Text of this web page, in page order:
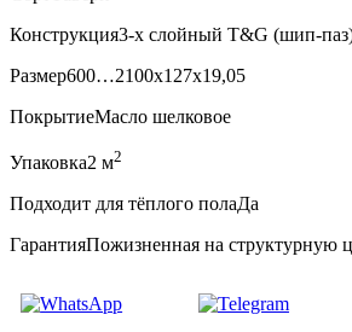
Конструкция3-х слойный T&G (шип-
Размер600…2100x127x19,05
ПокрытиеМасло шелковое
Упаковка2 м2
Подходит для тёплого полаДа
ГарантияПожизненная на структурную